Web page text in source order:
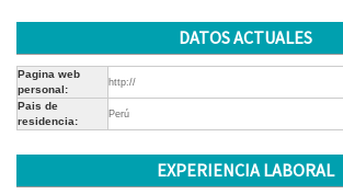
DATOS ACTUALES
Pagina web
personal:
http://
Pais de
residencia:
Perú
EXPERIENCIA LABORAL